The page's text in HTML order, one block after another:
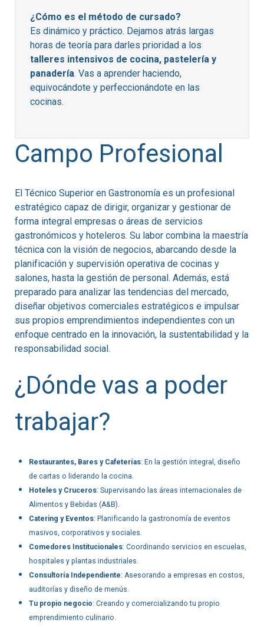
¿Cómo es el método de cursado?
Es dinámico y práctico. Dejamos atrás largas
horas de teoría para darles prioridad a los
talleres intensivos de cocina, pastelería y
panadería. Vas a aprender haciendo,
equivocándote y perfeccionándote en las
cocinas.
Campo Profesional
El Técnico Superior en Gastronomía es un profesional
estratégico capaz de dirigir, organizar y gestionar de
forma integral empresas o áreas de servicios
gastronómicos y hoteleros. Su labor combina la maestría
técnica con la visión de negocios, abarcando desde la
planificación y supervisión operativa de cocinas y
salones, hasta la gestión de personal. Además, está
preparado para analizar las tendencias del mercado,
diseñar objetivos comerciales estratégicos e impulsar
sus propios emprendimientos independientes con un
enfoque centrado en la innovación, la sustentabilidad y la
responsabilidad social.
¿Dónde vas a poder
trabajar?
Restaurantes, Bares y Cafeterías: En la gestión integral, diseño
de cartas o liderando la cocina.
Hoteles y Cruceros: Supervisando las áreas internacionales de
Alimentos y Bebidas (A&B).
Catering y Eventos: Planificando la gastronomía de eventos
masivos, corporativos y sociales.
Comedores Institucionales: Coordinando servicios en escuelas,
hospitales y plantas industriales.
Consultoría Independiente: Asesorando a empresas en costos,
auditorías y diseño de menús.
Tu propio negocio: Creando y comercializando tu propio
emprendimiento culinario.